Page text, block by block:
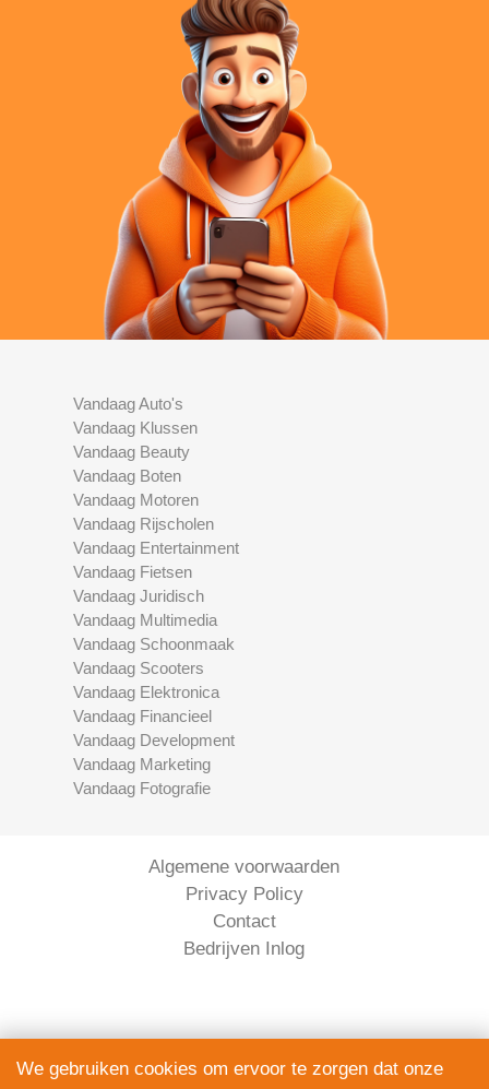
Vandaag Auto's
Vandaag Klussen
Vandaag Beauty
Vandaag Boten
Vandaag Motoren
Vandaag Rijscholen
Vandaag Entertainment
Vandaag Fietsen
Vandaag Juridisch
Vandaag Multimedia
Vandaag Schoonmaak
Vandaag Scooters
Vandaag Elektronica
Vandaag Financieel
Vandaag Development
Vandaag Marketing
Vandaag Fotografie
Algemene voorwaarden
Privacy Policy
Contact
Bedrijven Inlog
We gebruiken cookies om ervoor te zorgen dat onze